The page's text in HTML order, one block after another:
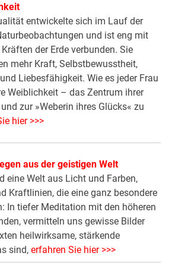
entwickelte sich im Lauf der
und ist eng mit
der Erde verbunden. Sie
mehr Kraft, Selbstbewusstheit,
Liebesfähigkeit. Wie es jeder Frau
Weiblichkeit – das Zentrum ihrer
zur »Weberin ihres Glücks« zu
hier >>>
aus der geistigen Welt
eine Welt aus Licht und Farben,
Kraftlinien, die eine ganz besondere
In tiefer Meditation mit den höheren
vermitteln uns gewisse Bilder
heilwirksame, stärkende
sind,erfahren Sie hier >>>